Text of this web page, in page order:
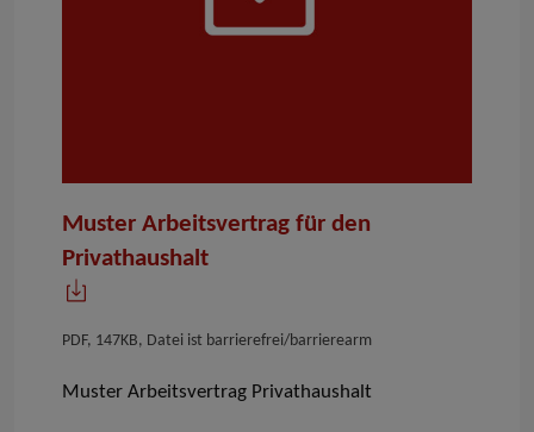
Muster Arbeitsvertrag für den
Privathaushalt
PDF, 147KB, Datei ist barrierefrei/barrierearm
Muster Arbeitsvertrag Privathaushalt